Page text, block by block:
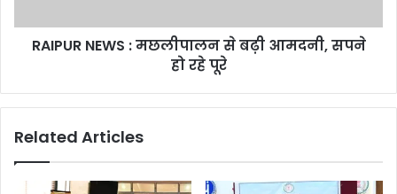
हो
RAIPUR NEWS : मछलीपालन से बढ़ी आमदनी, सपने
हो रहे पूरे
Related Articles